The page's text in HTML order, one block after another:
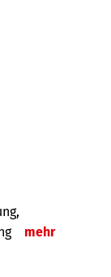
mehr